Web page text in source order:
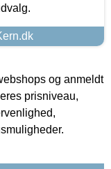
og anmeldt
prisniveau,